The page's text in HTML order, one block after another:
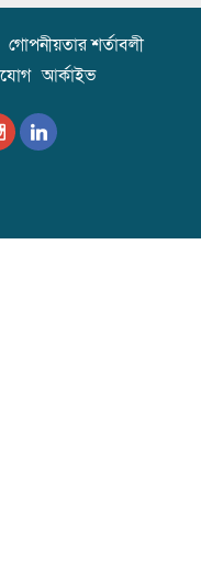
গোপনীয়তার শর্তাবলী
আর্কাইভ